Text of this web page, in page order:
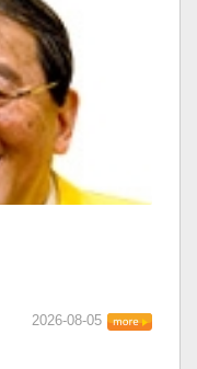
2026-08-05